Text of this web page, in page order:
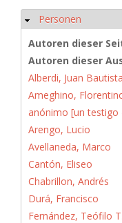
Ausblenden
Personen
Autoren dieser
Autoren dieser
Alberdi, Juan Bautista
Ameghino,
anónimo [un testigo
Arengo, Lucio
Avellaneda, Marco
Cantón, Eliseo
Chabrillon, Andrés
Durá, Francisco
Fernández, Teófilo T.